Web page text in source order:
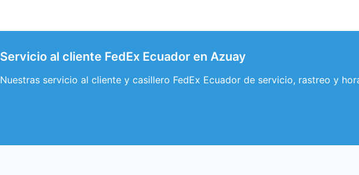
Servicio al cliente FedEx Ecuador en Azuay
Nuestras servicio al cliente y casillero FedEx Ecuador de servicio, rastreo y